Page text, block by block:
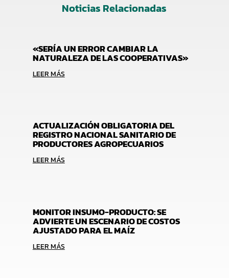
Noticias Relacionadas
«SERÍA UN ERROR CAMBIAR LA
NATURALEZA DE LAS COOPERATIVAS»
LEER MÁS
ACTUALIZACIÓN OBLIGATORIA DEL
REGISTRO NACIONAL SANITARIO DE
PRODUCTORES AGROPECUARIOS
LEER MÁS
MONITOR INSUMO-PRODUCTO: SE
ADVIERTE UN ESCENARIO DE COSTOS
AJUSTADO PARA EL MAÍZ
LEER MÁS